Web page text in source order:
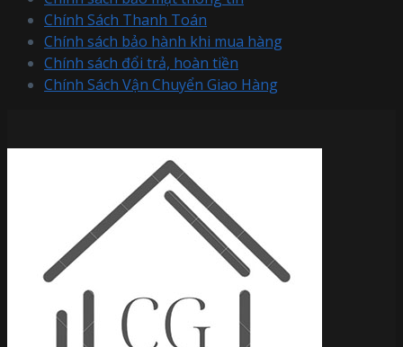
Chính Sách Thanh Toán
Chính sách bảo hành khi mua hàng
Chính sách đổi trả, hoàn tiền
Chính Sách Vận Chuyển Giao Hàng